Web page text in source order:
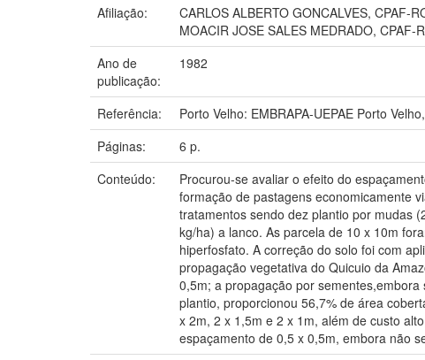
Afiliação:
CARLOS ALBERTO GONCALVES, CPAF-
MOACIR JOSE SALES MEDRADO, CPAF-
Ano de
publicação:
1982
Referência:
Porto Velho: EMBRAPA-UEPAE Porto
Páginas:
6 p.
Conteúdo:
Procurou-se avaliar o efeito do
formação de pastagens economicamente
tratamentos sendo dez plantio por mudas
kg/ha) a lanco. As parcela de 10 x 10m
hiperfosfato. A correção do solo foi com
propagação vegetativa do Quicuio da
0,5m; a propagação por
plantio, proporcionou 56,7% de área
x 2m, 2 x 1,5m e 2 x 1m, além de custo
espaçamento de 0,5 x 0,5m, embora não